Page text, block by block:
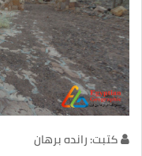
كتبت: رانده برهان